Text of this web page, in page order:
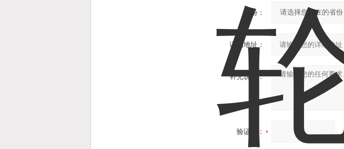
省份：
详细地址：
补充说明：
验证码：